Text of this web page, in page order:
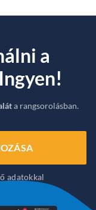
a
a rangsorolásban.
adatokkal